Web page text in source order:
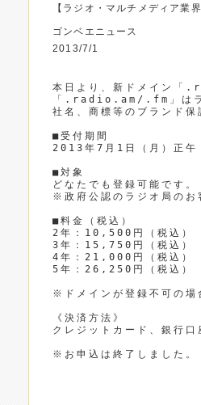
【ラジオ・マルチメディア業
ゴンベエニュース
2013/7/1
本日より、新ドメイン「
「.radio.am/.fm」はラ
社名、商標等のブランド
■受付期間
2013年7月1日（月）正
■対象
どなたでも登録可能です。
※政府公認のラジオ局のお
■料金（税込）
2年：10,500円（税込）
3年：15,750円（税込）
4年：21,000円（税込）
5年：26,250円（税込）
※ドメインが登録不可の場
《決済方法》
クレジットカード、銀行口
※お申込は終了しました。